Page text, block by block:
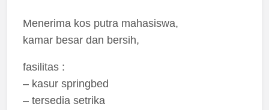
Menerima kos putra mahasiswa,
kamar besar dan bersih,
fasilitas :
– kasur springbed
– tersedia setrika